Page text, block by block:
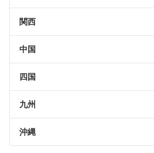
関西
中国
四国
九州
沖縄